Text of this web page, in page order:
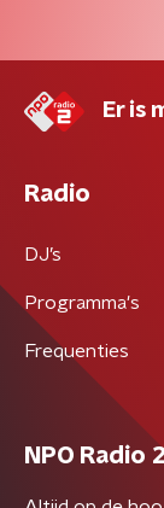
Er is
Radio
DJ’s
Programma's
Frequenties
NPO Radio